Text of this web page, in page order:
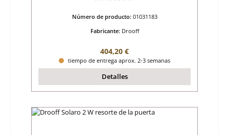
Número de producto: 01031183
Fabricante: Drooff
Precio normal:
404,20 €
tiempo de entrega aprox. 2-3 semanas
Detalles